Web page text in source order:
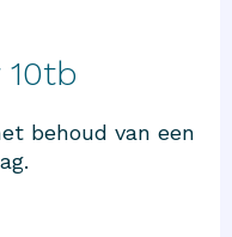
10tb
behoud van een